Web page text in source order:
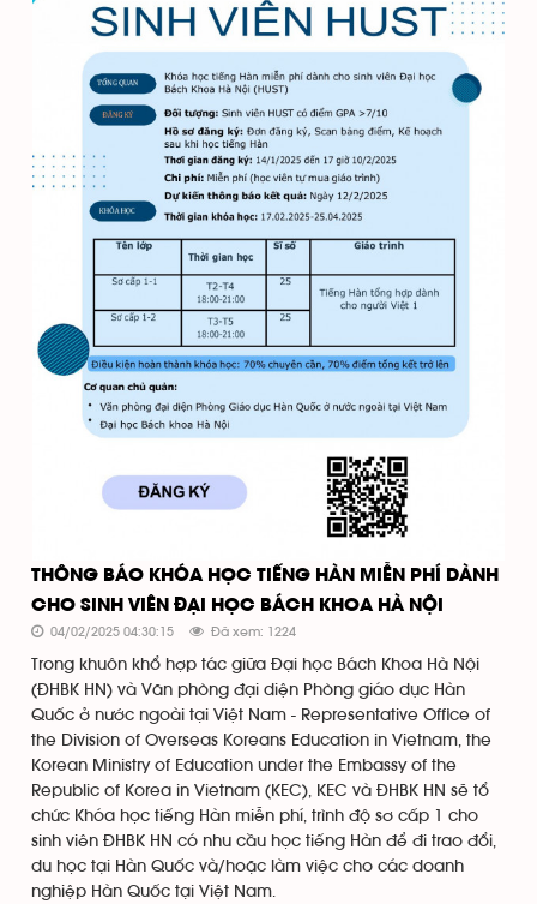
THÔNG BÁO KHÓA HỌC TIẾNG HÀN MIỄN PHÍ DÀNH
CHO SINH VIÊN ĐẠI HỌC BÁCH KHOA HÀ NỘI
04/02/2025 04:30:15 Đã xem: 1224
Trong khuôn khổ hợp tác giữa Đại học Bách Khoa Hà Nội
(ĐHBK HN) và Văn phòng đại diện Phòng giáo dục Hàn
Quốc ở nước ngoài tại Việt Nam - Representative Office of
the Division of Overseas Koreans Education in Vietnam, the
Korean Ministry of Education under the Embassy of the
Republic of Korea in Vietnam (KEC), KEC và ĐHBK HN sẽ tổ
chức Khóa học tiếng Hàn miễn phí, trình độ sơ cấp 1 cho
sinh viên ĐHBK HN có nhu cầu học tiếng Hàn để đi trao đổi,
du học tại Hàn Quốc và/hoặc làm việc cho các doanh
nghiệp Hàn Quốc tại Việt Nam.